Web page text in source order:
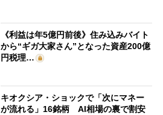
《利益は年5億円前後》住み込みバイト
から“ギガ大家さん”となった資産200億
円税理…
キオクシア・ショックで「次にマネー
が流れる」16銘柄 AI相場の裏で割安